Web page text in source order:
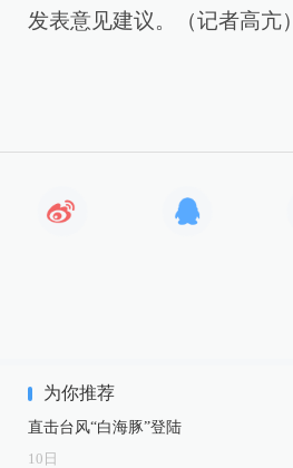
发表意见建议。（记者高亢）
为你推荐
直击台风“白海豚”登陆
10 日